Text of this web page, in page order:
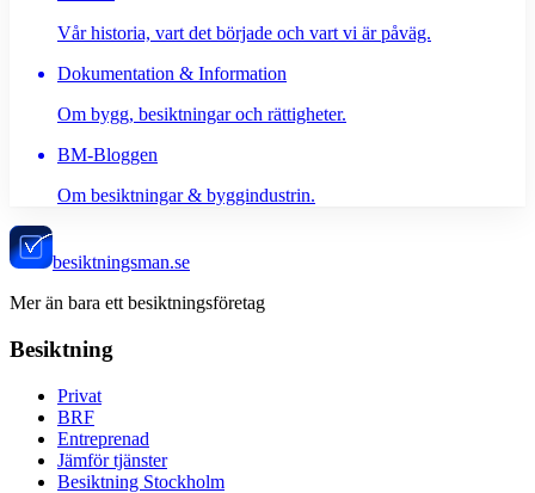
Vår historia, vart det började och vart vi är påväg.
Dokumentation & Information
Om bygg, besiktningar och rättigheter.
BM-Bloggen
Om besiktningar & byggindustrin.
besiktningsman.se
Mer än bara ett besiktningsföretag
Besiktning
Privat
BRF
Entreprenad
Jämför tjänster
Besiktning Stockholm